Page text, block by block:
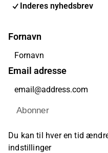
Inderes nyhedsbrev
Fornavn
Email adresse
Abonner
Du kan til hver en tid
indstillinger